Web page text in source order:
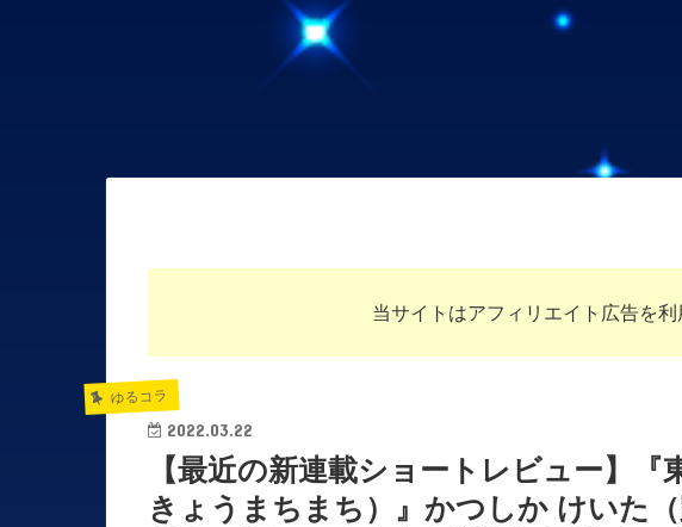
当サイトはアフィリエイト広告を
ゆるコラ
2022.03.22
【最近の新連載ショートレビュー】『
きょうまちまち）』かつしか けいた